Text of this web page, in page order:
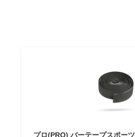
プロ(PRO) バーテープスポー